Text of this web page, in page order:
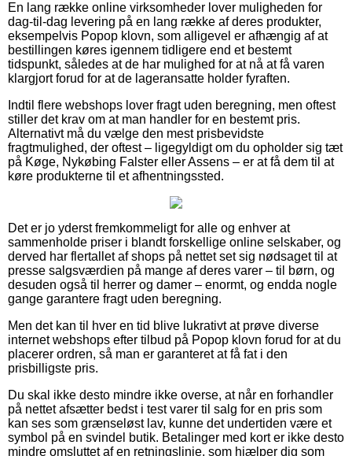
En lang række online virksomheder lover muligheden for
dag-til-dag levering på en lang række af deres produkter,
eksempelvis Popop klovn, som alligevel er afhængig af at
bestillingen køres igennem tidligere end et bestemt
tidspunkt, således at de har mulighed for at nå at få varen
klargjort forud for at de lageransatte holder fyraften.
Indtil flere webshops lover fragt uden beregning, men oftest
stiller det krav om at man handler for en bestemt pris.
Alternativt må du vælge den mest prisbevidste
fragtmulighed, der oftest – ligegyldigt om du opholder sig tæt
på Køge, Nykøbing Falster eller Assens – er at få dem til at
køre produkterne til et afhentningssted.
Det er jo yderst fremkommeligt for alle og enhver at
sammenholde priser i blandt forskellige online selskaber, og
derved har flertallet af shops på nettet set sig nødsaget til at
presse salgsværdien på mange af deres varer – til børn, og
desuden også til herrer og damer – enormt, og endda nogle
gange garantere fragt uden beregning.
Men det kan til hver en tid blive lukrativt at prøve diverse
internet webshops efter tilbud på Popop klovn forud for at du
placerer ordren, så man er garanteret at få fat i den
prisbilligste pris.
Du skal ikke desto mindre ikke overse, at når en forhandler
på nettet afsætter bedst i test varer til salg for en pris som
kan ses som grænseløst lav, kunne det undertiden være et
symbol på en svindel butik. Betalinger med kort er ikke desto
mindre omsluttet af en retningslinje, som hjælper dig som